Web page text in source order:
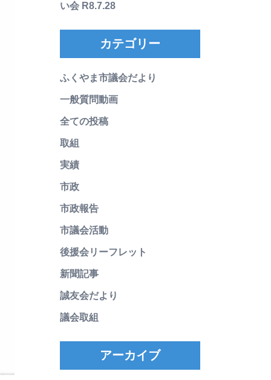
い会 R8.7.28
カテゴリー
ふくやま市議会だより
一般質問動画
全ての投稿
取組
実績
市政
市政報告
市議会活動
後援会リーフレット
新聞記事
誠友会だより
議会取組
アーカイブ